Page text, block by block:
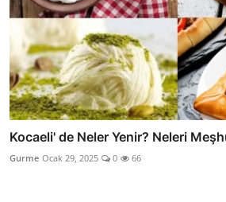
Kocaeli' de Neler Yenir? Neleri
Gurme Ocak 29, 2025 0 66